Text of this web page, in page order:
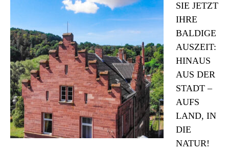
SIE JETZT
IHRE
BALDIGE
AUSZEIT:
HINAUS
AUS DER
STADT –
AUFS
LAND, IN
DIE
NATUR!